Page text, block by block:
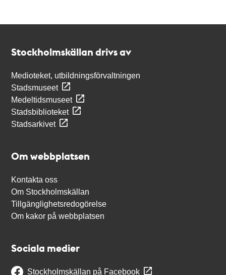
Stockholmskällan drivs av
Medioteket, utbildningsförvaltningen
Stadsmuseet
Medeltidsmuseet
Stadsbiblioteket
Stadsarkivet
Om webbplatsen
Kontakta oss
Om Stockholmskällan
Tillgänglighetsredogörelse
Om kakor på webbplatsen
Sociala medier
Stockholmskällan på Facebook